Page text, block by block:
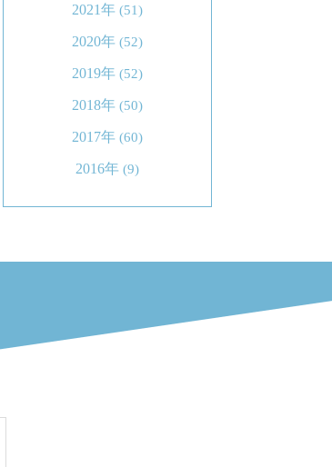
2021年 (51)
2020年 (52)
2019年 (52)
2018年 (50)
2017年 (60)
2016年 (9)